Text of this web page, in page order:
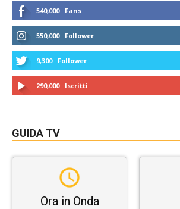
540,000 Fans
550,000 Follower
9,300 Follower
290,000 Iscritti
GUIDA TV
Ora in Onda